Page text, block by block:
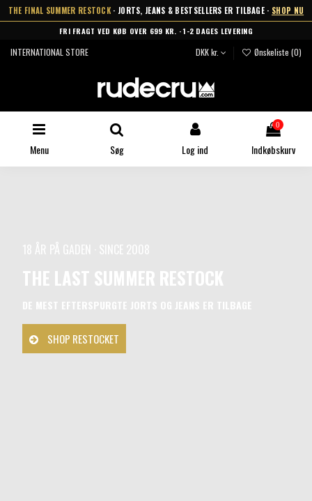
THE FINAL SUMMER RESTOCK · JORTS, JEANS & BESTSELLERS ER TILBAGE · SHOP NU
FRI FRAGT VED KØB OVER 699 KR. · 1-2 DAGES LEVERING
INTERNATIONAL STORE DKK kr. Ønskeliste (0)
Menu Søg Log ind
0
Indkøbskurv
18 ÅR PÅ GADEN · SINCE 2008
THE LAST SUMMER RESTOCK
DE MEST EFTERSPURGTE JORTS OG JEANS ER TILBAGE
SHOP RESTOCKET